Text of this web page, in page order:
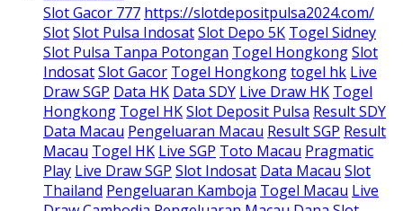
Slot Gacor 777 https://slotdepositpulsa2024.com/
SlotSlot Pulsa IndosatSlot Depo 5K Togel Sidney
Slot Pulsa Tanpa Potongan Togel HongkongSlot
IndosatSlot Gacor Togel Hongkongtogel hk Live
Draw SGP Data HK Data SDY Live Draw HK Togel
Hongkong Togel HKSlot Deposit Pulsa Result SDY
Data Macau Pengeluaran Macau Result SGP Result
Macau Togel HK Live SGP Toto Macau Pragmatic
Play Live Draw SGP Slot Indosat Data Macau Slot
Thailand Pengeluaran Kamboja Togel Macau Live